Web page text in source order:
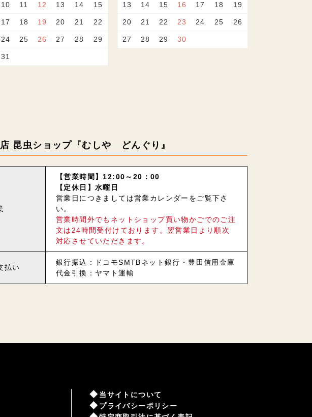
10 11 12 13 14 15
17 18 19 20 21 22
24 25 26 27 28 29
31
13 14 15 16 17 18 19
20 21 22 23 24 25 26
27 28 29 30
昆虫ショップ『むしや どんぐり』
【営業時間】12:00～20：00
【定休日】水曜日
営業日につきましては営業カレンダーをご覧下さ
い。
営業時間外でもネットショップ買い物かごでのご注
文は24時間受付けております。翌営業日より順次
対応させていただきます。
払い
銀行振込：ドコモSMTBネット銀行・豊田信用金庫
代金引換：ヤマト運輸
当サイトについて
プライバシーポリシー